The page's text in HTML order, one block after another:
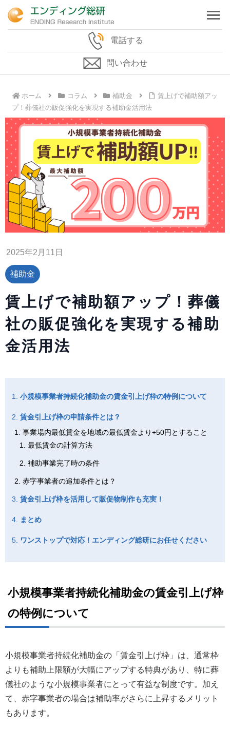
電話する
問い合わせ
ホーム コラム 補助金
賃上げで補助額アッ
プ！葬儀社の販促強化を実現する補助金活用法
2025年2月11日
補助金
賃上げで補助額アップ！葬儀
社の販促強化を実現する補助
金活用法
小規模事業者持続化補助金の賃金引上げ枠の特例について
賃金引上げ枠の申請条件とは？
事業場内最低賃金を地域の最低賃金より+50円とすること
最低賃金の計算方法
補助事業完了時の条件
赤字事業者の追加条件とは？
賃金引上げ枠を活用して販促物制作も充実！
まとめ
ワンストップで対応！エンディング総研にお任せください
小規模事業者持続化補助金の賃金引上げ枠
の特例について
小規模事業者持続化補助金の「賃金引上げ枠」は、通常枠
よりも補助上限額が大幅にアップする特典があり、特に葬
儀社のような小規模事業者にとって有益な制度です。加え
て、赤字事業者の場合は補助率がさらに上昇するメリット
もあります。